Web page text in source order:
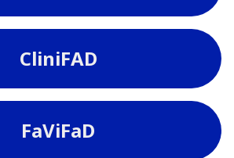
CliniFAD
FaViFaD